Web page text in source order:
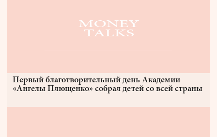
Первый благотворительный день Академии
«Ангелы Плющенко» собрал детей со всей страны